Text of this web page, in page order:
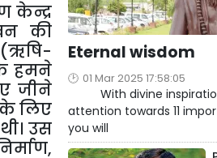
केन्द्र
की
ऋषि-
हमने
जीने
लिए
थी। उस
,
Eternal wisdom
01 Mar 2025 17:58:05
With divine
attention towards 11
you will